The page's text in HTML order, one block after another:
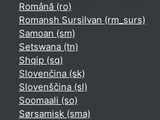
Română ‎(ro)‎
Romansh Sursilvan ‎(rm_surs)‎
Samoan ‎(sm)‎
Setswana ‎(tn)‎
Shqip ‎(sq)‎
Slovenčina ‎(sk)‎
Slovenščina ‎(sl)‎
Soomaali ‎(so)‎
Sørsamisk ‎(sma)‎